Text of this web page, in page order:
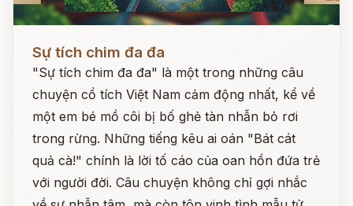
Sự tích chim đa đa
"Sự tích chim đa đa" là một trong những câu
chuyện cổ tích Việt Nam cảm động nhất, kể về
một em bé mồ côi bị bố ghẻ tàn nhẫn bỏ rơi
trong rừng. Những tiếng kêu ai oán "Bát cát
quả cà!" chính là lời tố cáo của oan hồn đứa trẻ
với người đời. Câu chuyện không chỉ gợi nhắc